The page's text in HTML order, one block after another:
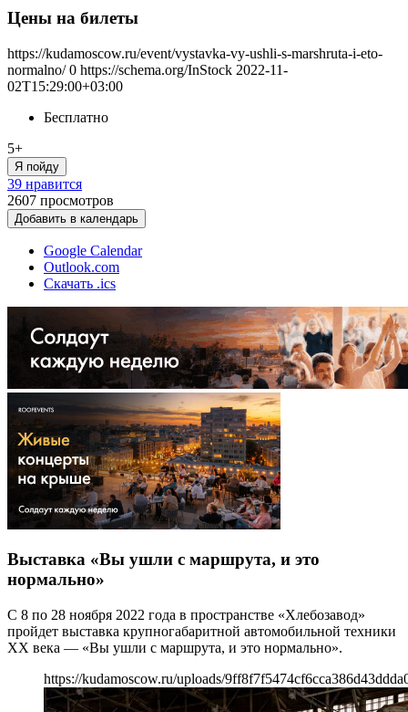
Цены на билеты
https://kudamoscow.ru/event/vystavka-vy-ushli-s-marshruta-i-eto-
normalno/ 0 https://schema.org/InStock 2022-11-
02T15:29:00+03:00
Бесплатно
5+
Я пойду
39 нравится
2607 просмотров
Добавить в календарь
Google Calendar
Outlook.com
Скачать .ics
Выставка «Вы ушли с маршрута, и это
нормально»
С 8 по 28 ноября 2022 года в пространстве «Хлебозавод»
пройдет выставка крупногабаритной автомобильной техники
XX века — «Вы ушли с маршрута, и это нормально».
https://kudamoscow.ru/uploads/